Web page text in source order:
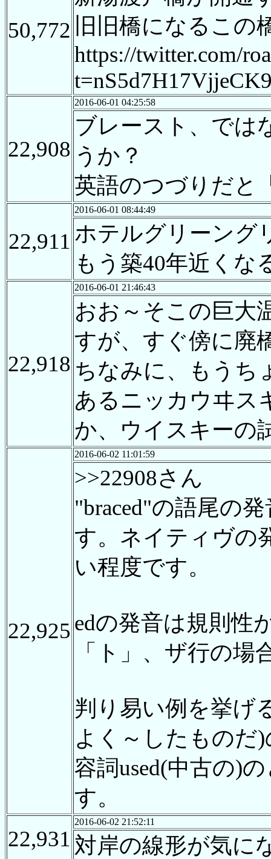
50,772 旧旧橋になるこ
https://twitter.com/
22,908
2016-06-01 04:25:58
ブレースト、では
うか？
英語のつづりだと
22,911
2016-06-01 08:44:49
ホテルグリーング
もう築40年近くな
22,918
2016-06-01 21:46:43
おお～そこの巨大
すが、すぐ傍に廃
ちなみに、もうち
あるニッカウヰス
か、ウイスキーの
22,925
2016-06-02 11:01:59
>>22908さん
"braced"の語尾の
す。ネイティヴの
い程度です。
edの発音は規則性
「ト」、ザ行の
判り易い例を挙げ
よく～したものだ
容詞used(中古の)
す。
22,931
2016-06-02 21:52:11
対岸の線形が気に